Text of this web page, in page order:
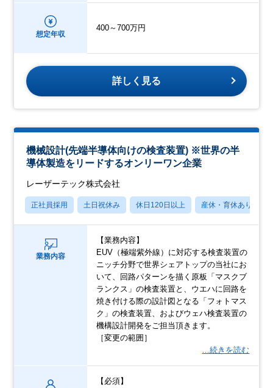
想定年収
400～700万円
詳しく見る
機械設計(先端半導体向けの検査装置) ※世界の半
導体製造をリードするオンリーワン企業
レーザーテック株式会社
正社員採用 土日祝休み 休日120日以上 産休・育休あり
業務内容
【業務内容】
EUV（極端紫外線）に対応する検査装置の
ニッチ分野で世界シェアトップの当社にお
いて、回路パターンを描く原板「マスクブ
ランクス」の検査装置と、ウエハに回路を
焼き付ける際の設計図となる「フォトマス
ク」の検査装置、およびウェハ検査装置の
機構設計開発をご担当頂きます。
［変更の範囲］
…続きを読む
【必須】